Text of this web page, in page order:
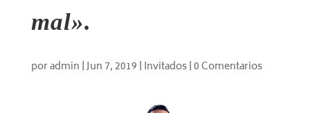
mal».
poradmin |Jun 7, 2019 | Invitados|0 Comentarios